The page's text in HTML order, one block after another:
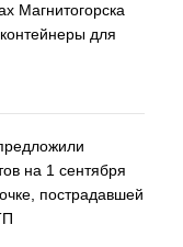
Магнитогорска
для
на 1 сентября
пострадавшей